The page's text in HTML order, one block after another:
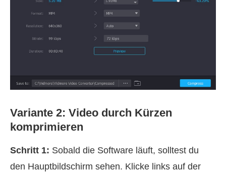
Variante 2: Video durch Kürzen
komprimieren
Schritt 1: Sobald die Software läuft, solltest du
den Hauptbildschirm sehen. Klicke links auf der